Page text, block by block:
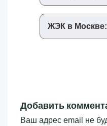
ЖЭК в
Добавить
Ваш адрес email не